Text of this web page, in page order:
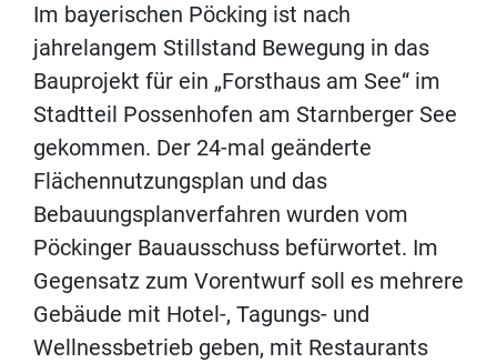
Im bayerischen Pöcking ist nach
jahrelangem Stillstand Bewegung in das
Bauprojekt für ein „Forsthaus am See“ im
Stadtteil Possenhofen am Starnberger See
gekommen. Der 24-mal geänderte
Flächennutzungsplan und das
Bebauungsplanverfahren wurden vom
Pöckinger Bauausschuss befürwortet. Im
Gegensatz zum Vorentwurf soll es mehrere
Gebäude mit Hotel-, Tagungs- und
Wellnessbetrieb geben, mit Restaurants